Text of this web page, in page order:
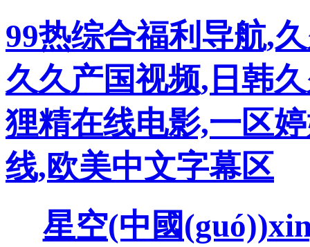
99热综合福利导航,
久久产国视频,日韩
狸精在线电影,一区
线,欧美中文字幕区
星空(中國